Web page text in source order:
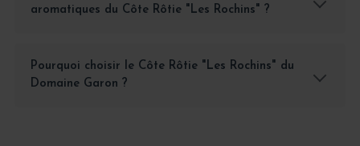
aromatiques du Côte Rôtie "Les Rochins" ?
Pourquoi choisir le Côte Rôtie "Les Rochins" du
Domaine Garon ?